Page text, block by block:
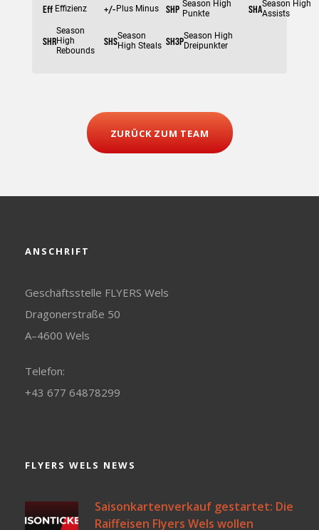
ZURÜCK ZUM TEAM
ANSCHRIFT
Geschäftsstelle FLYERS Wels
Dragonerstraße 50
A–4600 Wels
Telefon:
+43 677 64878299
FLYERS WELS NEWS
Saisonkartenverkauf gestartet: Die
Raiffeisen Flyers Wels wollen